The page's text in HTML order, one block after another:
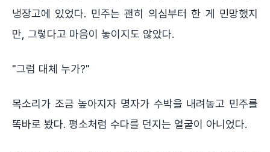
냉장고에 있었다. 민주는 괜히 의심부터 한 게 민망했지
만, 그렇다고 마음이 놓이지도 않았다.
"그럼 대체 누가?"
목소리가 조금 높아지자 명자가 수박을 내려놓고 민주를
똑바로 봤다. 평소처럼 수다를 던지는 얼굴이 아니었다.